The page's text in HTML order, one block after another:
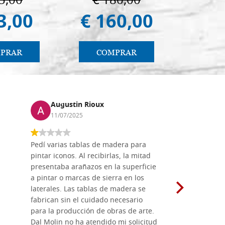
€ 160,00
COMPRAR
Augustin Rioux
11/07/2025
Pedí varias tablas de madera para
pintar iconos. Al recibirlas, la mitad
presentaba arañazos en la superficie
a pintar o marcas de sierra en los
laterales. Las tablas de madera se
fabrican sin el cuidado necesario
para la producción de obras de arte.
Dal Molin no ha atendido mi solicitud